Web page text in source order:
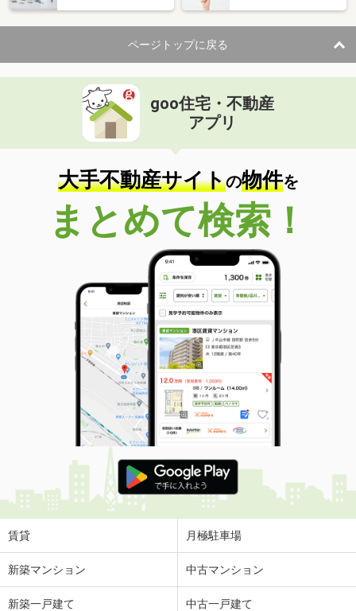
ページトップに戻る
goo住宅・不動産
アプリ
大手不動産サイトの物件を
まとめて検索！
賃貸 月極駐車場
新築マンション 中古マンション
新築一戸建て 中古一戸建て